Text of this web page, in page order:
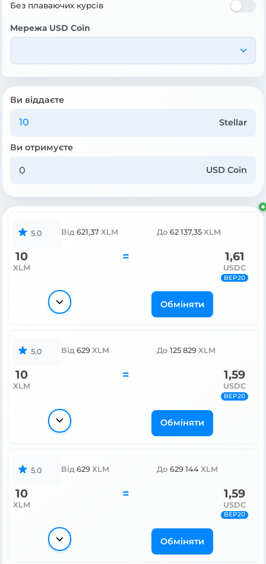
Без плаваючих курсів
Мережа USD Coin
Ви віддаєте
Stellar
Ви отримуєте
USD Coin
5.0 Від 621,37 XLM До 62 137,35 XLM
10
XLM
= 1,61
USDC
BEP20
Обміняти
5.0 Від 629 XLM До 125 829 XLM
10
XLM
= 1,59
USDC
BEP20
Обміняти
5.0 Від 629 XLM До 629 144 XLM
10
XLM
= 1,59
USDC
BEP20
Обміняти